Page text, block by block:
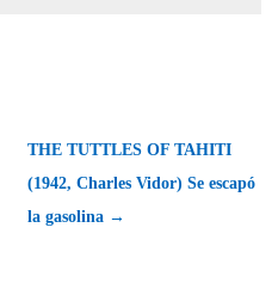
THE TUTTLES OF TAHITI
(1942, Charles Vidor) Se escapó
la gasolina →